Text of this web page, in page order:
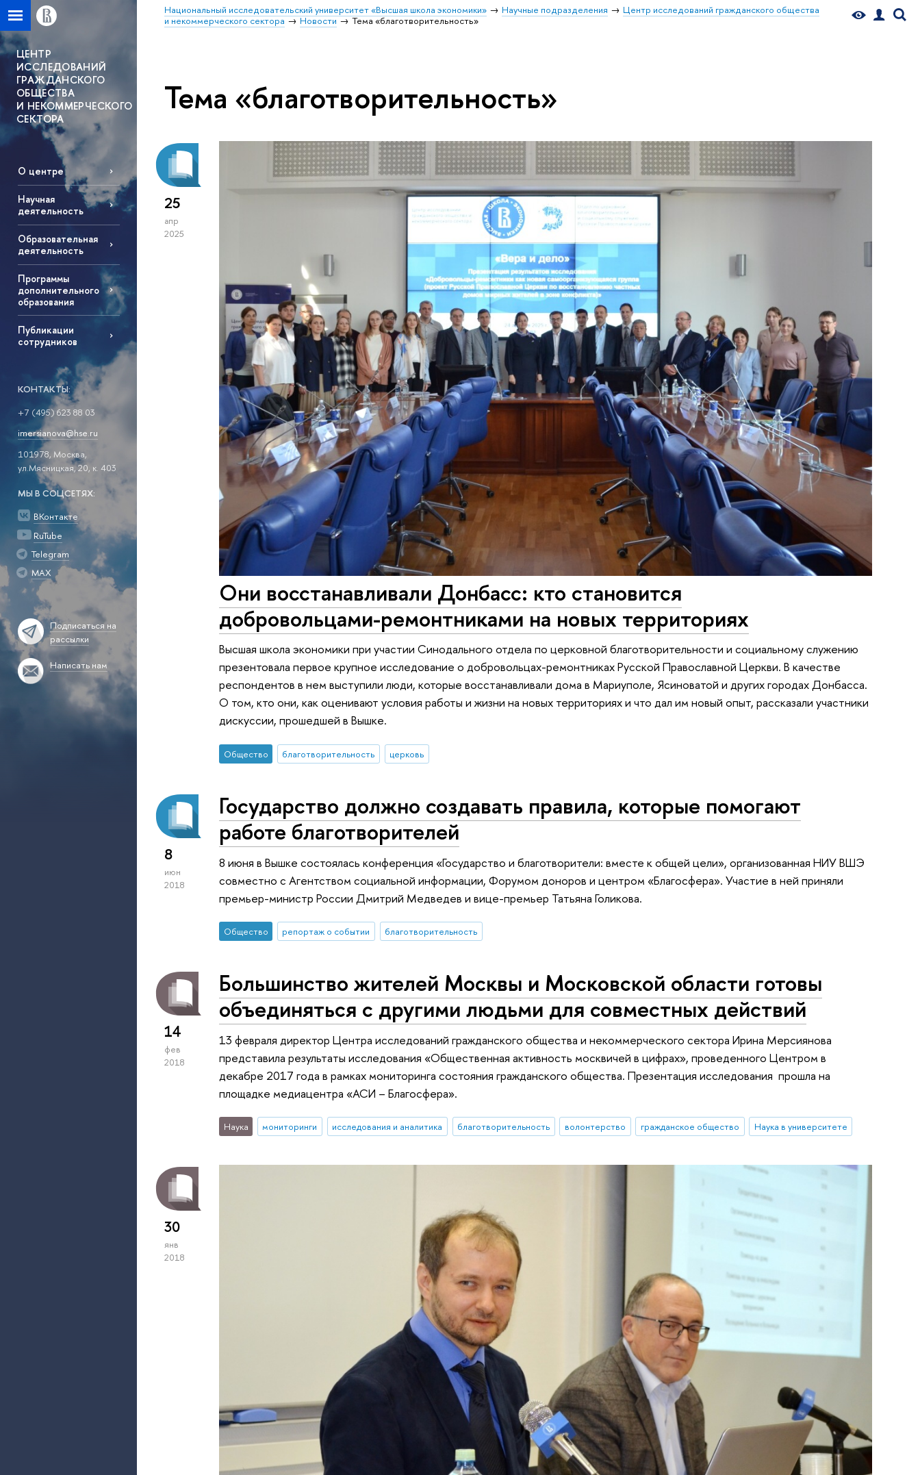
Национальный исследовательский университет «Высшая школа экономики» Научные подразделения
Центр исследований гражданского общества
и некоммерческого сектора
Новости Тема «благотворительность»
ЦЕНТР
ИССЛЕДОВАНИЙ
ГРАЖДАНСКОГО
ОБЩЕСТВА
И НЕКОММЕРЧЕСКОГО
СЕКТОРА
О центре
Научная
деятельность
Образовательная
деятельность
Программы
дополнительного
образования
Публикации
сотрудников
КОНТАКТЫ:
+7 (495) 623 88 03
imersianova@hse.ru
101978, Москва,
ул.Мясницкая, 20, к. 403
МЫ В СОЦСЕТЯХ:
ВКонтакте
RuTube
Telegram
MAX
Подписаться на
рассылки
Написать нам
Тема «благотворительность»
25
апр
2025
Они восстанавливали Донбасс: кто становится
добровольцами-ремонтниками на новых территориях
Высшая школа экономики при участии Синодального отдела по церковной благотворительности и социальному служению
презентовала первое крупное исследование о добровольцах-ремонтниках Русской Православной Церкви. В качестве
респондентов в нем выступили люди, которые восстанавливали дома в Мариуполе, Ясиноватой и других городах Донбасса.
О том, кто они, как оценивают условия работы и жизни на новых территориях и что дал им новый опыт, рассказали участники
дискуссии, прошедшей в Вышке.
Общество благотворительность церковь
8
июн
2018
Государство должно создавать правила, которые помогают
работе благотворителей
8 июня в Вышке состоялась конференция «Государство и благотворители: вместе к общей цели», организованная НИУ ВШЭ
совместно с Агентством социальной информации, Форумом доноров и центром «Благосфера». Участие в ней приняли
премьер-министр России Дмитрий Медведев и вице-премьер Татьяна Голикова.
Общество репортаж о событии благотворительность
14
фев
2018
Большинство жителей Москвы и Московской области готовы
объединяться с другими людьми для совместных действий
13 февраля директор Центра исследований гражданского общества и некоммерческого сектора Ирина Мерсиянова
представила результаты исследования «Общественная активность москвичей в цифрах», проведенного Центром в
декабре 2017 года в рамках мониторинга состояния гражданского общества. Презентация исследования прошла на
площадке медиацентра «АСИ – Благосфера».
Наука мониторинги исследования и аналитика благотворительность волонтерство гражданское общество Наука в университете
30
янв
2018